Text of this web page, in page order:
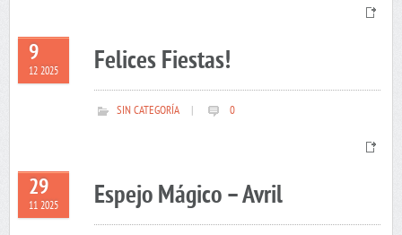
9
12 2025 Felices Fiestas!
SIN CATEGORÍA 0
29
11 2025 Espejo Mágico – Avril